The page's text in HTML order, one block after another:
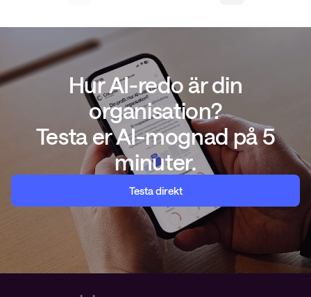
Hur AI-redo är din
organisation?
Testa er AI-mognad på 5
minuter.
Testa direkt